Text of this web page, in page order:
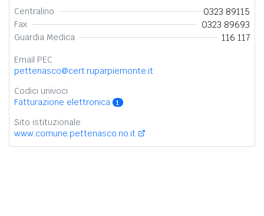
Centralino 0323 89115
Fax 0323 89693
Guardia Medica 116 117
Email PEC
pettenasco@cert.ruparpiemonte.it
Codici univoci
Fatturazione elettronica
1
Sito istituzionale
www.comune.pettenasco.no.it